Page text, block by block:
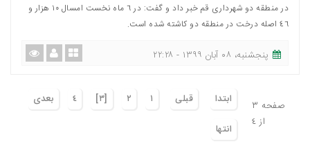
در منطقه دو شهرداری قم خبر داد و گفت: در ٦ ماه نخست امسال ١٠ هزار و
٤٦ اصله درخت در منطقه دو کاشته شده است.
پنجشنبه، ٠٨ آبان ١٣٩٩ - ٢٢:٢٨
صفحه ٣
از ٤
ابتدا قبلی ١ ٢ [٣] ٤
بعدی
انتها